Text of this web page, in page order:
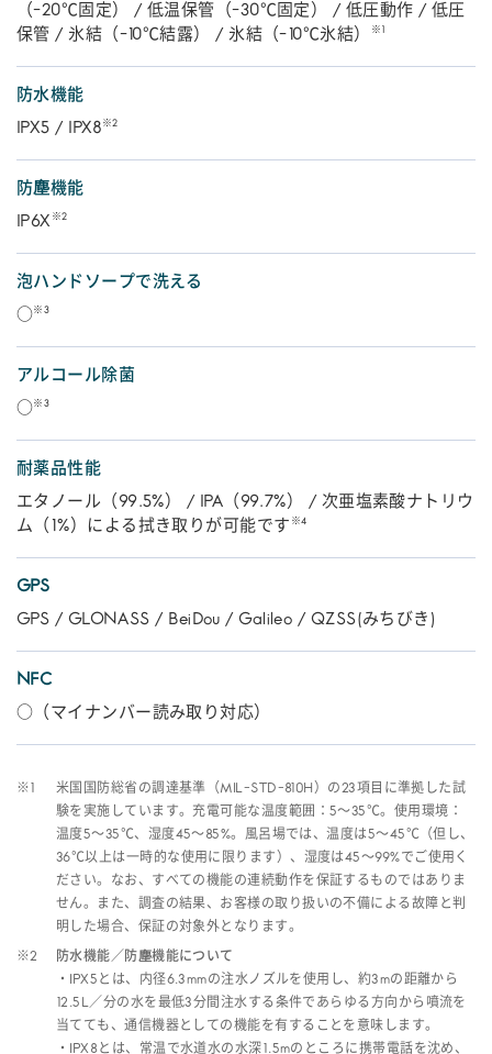
（-20℃固定） / 低温保管（-30℃固定） / 低圧動作 / 低圧
保管 / 氷結（-10℃結露） / 氷結（-10℃氷結）
※1
防水機能
IPX5 / IPX8 ※2
防塵機能
IP6X ※2
泡ハンドソープで洗える
○※3
アルコール除菌
○※3
耐薬品性能
エタノール（99.5%） / IPA（99.7%） / 次亜塩素酸ナトリウ
ム（1%）による拭き取りが可能です ※4
GPS
GPS / GLONASS / BeiDou / Galileo / QZSS(みちびき)
NFC
○（マイナンバー読み取り対応）
※1
米国国防総省の調達基準（MIL-STD-810H）の23項目に準拠した試
験を実施しています。充電可能な温度範囲：5～35℃。使用環境：
温度5～35℃、湿度45～85%。風呂場では、温度は5～45℃（但し、
36℃以上は一時的な使用に限ります）、湿度は45～99%でご使用く
ださい。なお、すべての機能の連続動作を保証するものではありま
せん。また、調査の結果、お客様の取り扱いの不備による故障と判
明した場合、保証の対象外となります。
※2
防水機能／防塵機能について
・IPX5とは、内径6.3mmの注水ノズルを使用し、約3mの距離から
12.5L／分の水を最低3分間注水する条件であらゆる方向から噴流を
当てても、通信機器としての機能を有することを意味します。
・IPX8とは、常温で水道水の水深1.5mのところに携帯電話を沈め、